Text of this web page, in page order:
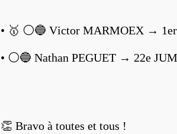
• 🥇 ⚪️🔵 Victor MARMOEX →
• ⚪️🔵 Nathan PEGUET → 22e JUM
👏 Bravo à toutes et tous !